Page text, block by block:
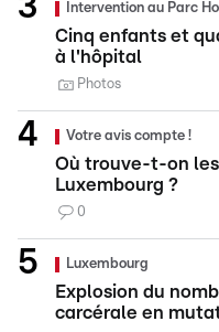
Intervention au Parc
Cinq enfants et
à l'hôpital
Photos
Votre avis compte !
Où trouve-t-on
Luxembourg ?
0
Luxembourg
Explosion du
carcérale en